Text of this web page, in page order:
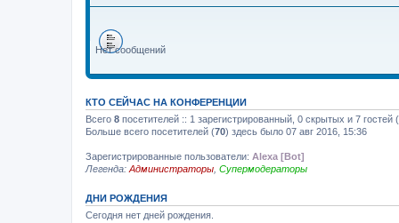
Нет сообщений
КТО СЕЙЧАС НА КОНФЕРЕНЦИИ
Всего 8 посетителей :: 1 зарегистрированный, 0 скрытых и 7
Больше всего посетителей (70) здесь было 07 авг 2016, 15:36
Зарегистрированные пользователи: Alexa [Bot]
Легенда: Администраторы Супермодераторы
ДНИ РОЖДЕНИЯ
Сегодня нет дней рождения.